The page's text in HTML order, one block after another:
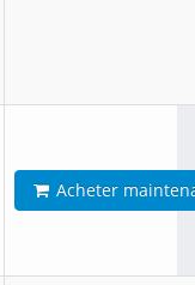
Acheter